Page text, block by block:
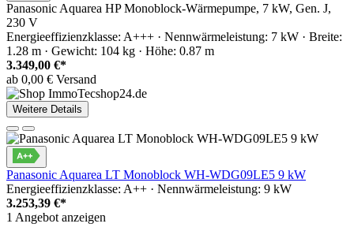
Panasonic Aquarea HP Monoblock-Wärmepumpe, 7 kW, Gen. J,
230 V
Energieeffizienzklasse: A+++ · Nennwärmeleistung: 7 kW · Breite:
1.28 m · Gewicht: 104 kg · Höhe: 0.87 m
3.349,00 €*
ab 0,00 € Versand
Weitere Details
Panasonic Aquarea LT Monoblock WH-WDG09LE5 9 kW
Energieeffizienzklasse: A++ · Nennwärmeleistung: 9 kW
3.253,39 €*
1 Angebot anzeigen